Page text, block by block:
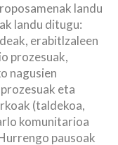
landu
landu ditugu:
erabitlzaleen
prozesuak,
nagusien
eta
(taldekoa,
komunitarioa
pausoak